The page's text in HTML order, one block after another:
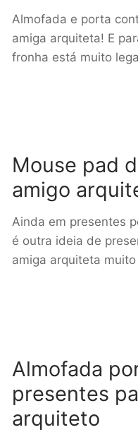
Almofada e porta
amiga arquiteta! E
fronha está muito
Mouse pad
amigo
Ainda em presentes
é outra ideia de
amiga arquiteta
Almofada
presentes
arquiteto